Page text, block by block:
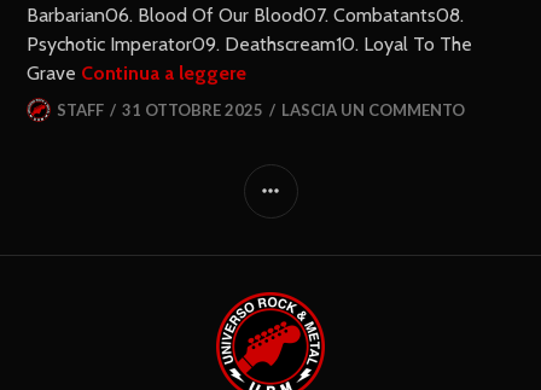
Barbarian06. Blood Of Our Blood07. Combatants08.
Psychotic Imperator09. Deathscream10. Loyal To The
Grave Continua a leggere
STAFF 31 OTTOBRE 2025 LASCIA UN COMMENTO